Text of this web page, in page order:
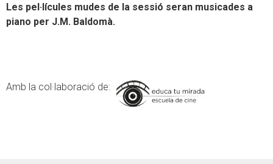
Les pel·lícules mudes de la sessió seran musicades a
piano per J.M. Baldomà.
Amb la col·laboració de: